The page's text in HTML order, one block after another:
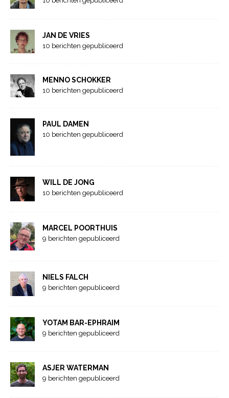
JAN DE VRIES
10 berichten gepubliceerd
MENNO SCHOKKER
10 berichten gepubliceerd
PAUL DAMEN
10 berichten gepubliceerd
WILL DE JONG
10 berichten gepubliceerd
MARCEL POORTHUIS
9 berichten gepubliceerd
NIELS FALCH
9 berichten gepubliceerd
YOTAM BAR-EPHRAIM
9 berichten gepubliceerd
ASJER WATERMAN
9 berichten gepubliceerd